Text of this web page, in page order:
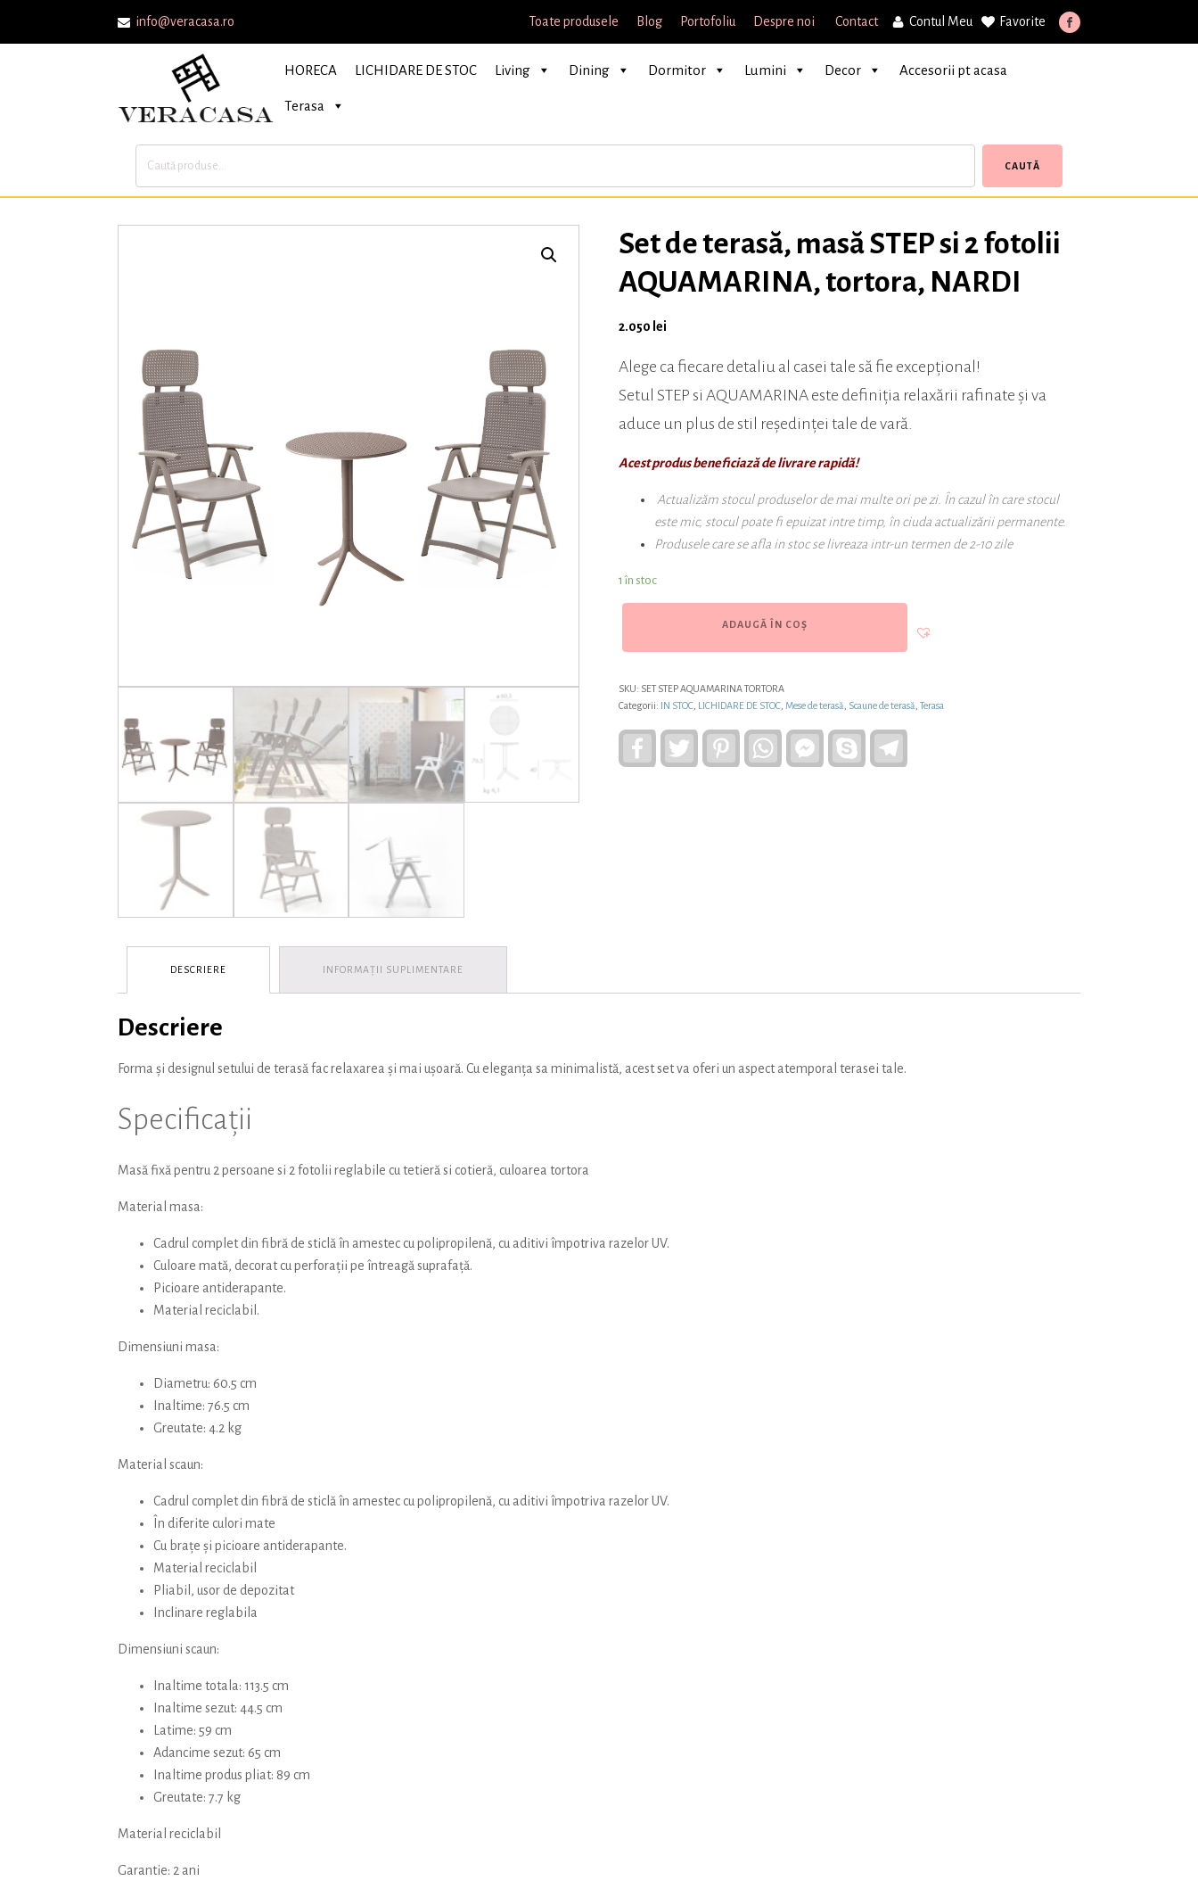
info@veracasa.ro Toate produsele Blog Portofoliu Despre noi Contact Contul Meu Favorite
HORECA LICHIDARE DE STOC Living Dining Dormitor Lumini Decor Accesorii pt acasa
Terasa
Caută
CAUTĂ
Set de terasă, masă STEP si 2 fotolii
AQUAMARINA, tortora, NARDI
2.050 lei
Alege ca fiecare detaliu al casei tale să fie excepțional!
Setul STEP si AQUAMARINA este definiția relaxării rafinate și va
aduce un plus de stil reședinței tale de vară.
Acest produs beneficiază de livrare rapidă!
Actualizăm stocul produselor de mai multe ori pe zi. În cazul în care stocul
este mic, stocul poate fi epuizat intre timp, în ciuda actualizării permanente.
Produsele care se afla in stoc se livreaza intr-un termen de 2-10 zile
1 în stoc
ADAUGĂ ÎN COȘ
SKU: SET STEP AQUAMARINA TORTORA
Categorii: IN STOC, LICHIDARE DE STOC, Mese de terasă Scaune de terasă Terasa
FacebookTwitter Pinterest WhatsAppFacebook
Messenger
Skype
DESCRIERE INFORMAȚII SUPLIMENTARE
Descriere
Forma și designul setului de terasă fac relaxarea și mai ușoară. Cu eleganța sa minimalistă, acest set va oferi un aspect atemporal terasei tale.
Specificații
Masă fixă pentru 2 persoane si 2 fotolii reglabile cu tetieră si cotieră, culoarea tortora
Material masa:
Cadrul complet din fibră de sticlă în amestec cu polipropilenă, cu aditivi împotriva razelor UV.
Culoare mată, decorat cu perforații pe întreagă suprafață.
Picioare antiderapante.
Material reciclabil.
Dimensiuni masa:
Diametru: 60.5 cm
Inaltime: 76.5 cm
Greutate: 4.2 kg
Material scaun:
Cadrul complet din fibră de sticlă în amestec cu polipropilenă, cu aditivi împotriva razelor UV.
În diferite culori mate
Cu brațe și picioare antiderapante.
Material reciclabil
Pliabil, usor de depozitat
Inclinare reglabila
Dimensiuni scaun:
Inaltime totala: 113.5 cm
Inaltime sezut: 44.5 cm
Latime: 59 cm
Adancime sezut: 65 cm
Inaltime produs pliat: 89 cm
Greutate: 7.7 kg
Material reciclabil
Garantie: 2 ani